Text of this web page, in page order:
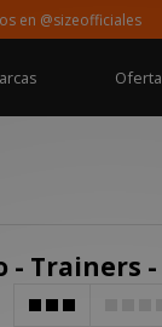
@sizeofficiales
- Trainers